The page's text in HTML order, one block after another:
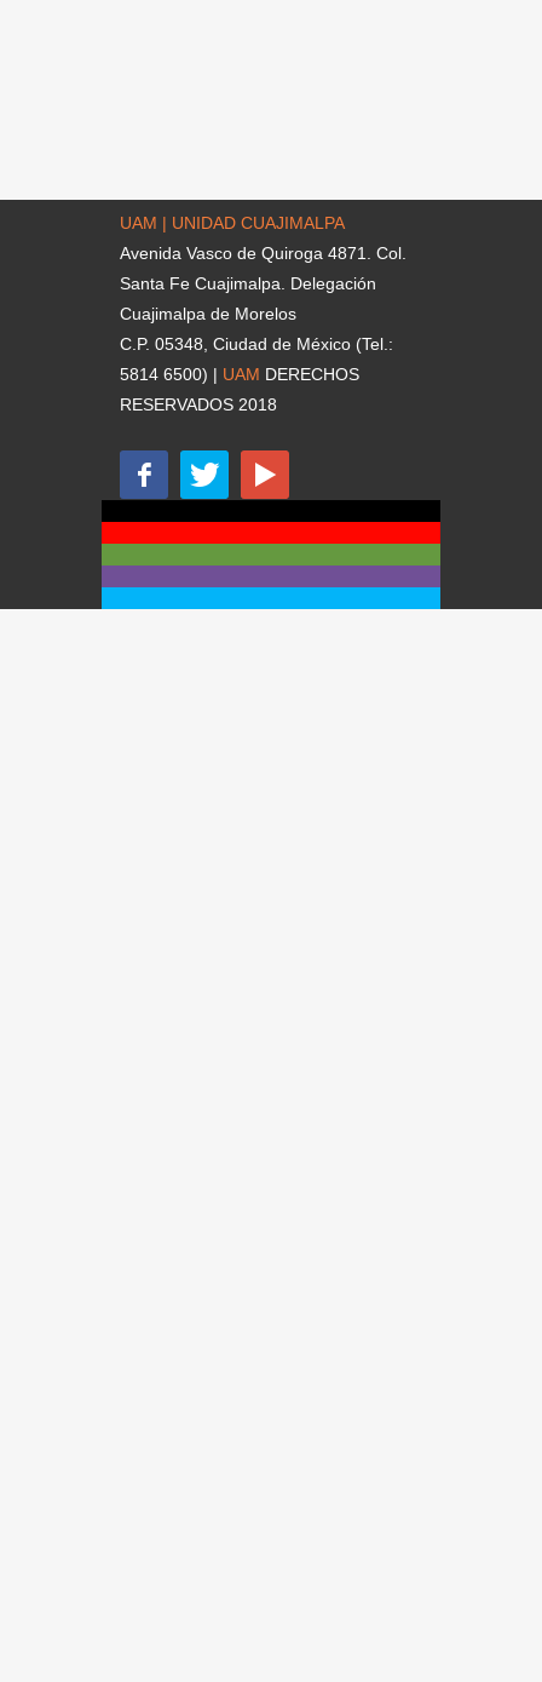
UAM | UNIDAD CUAJIMALPA
Avenida Vasco de Quiroga 4871. Col.
Santa Fe Cuajimalpa. Delegación
Cuajimalpa de Morelos
C.P. 05348, Ciudad de México (Tel.:
5814 6500) | UAM DERECHOS
RESERVADOS 2018